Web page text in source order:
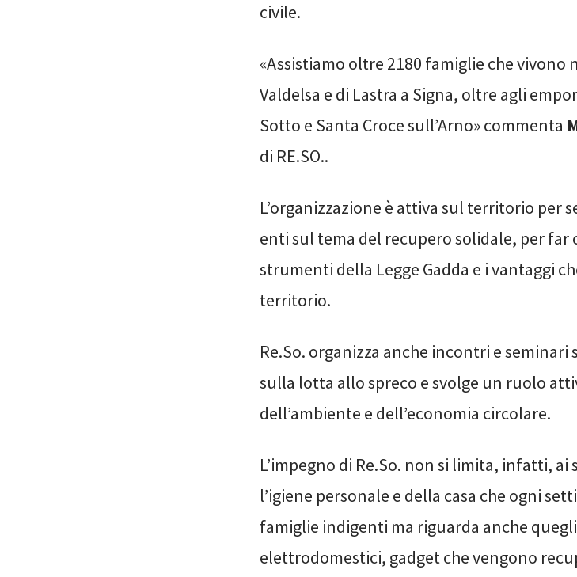
civile.
«Assistiamo oltre 2180 famiglie che vivono
Valdelsa e di Lastra a Signa, oltre agli
Sotto e Santa Croce sull’Arno» commenta
di RE.SO..
L’organizzazione è attiva sul territorio per
enti sul tema del recupero solidale, per far
strumenti della Legge Gadda e i vantaggi
territorio.
Re.So. organizza anche incontri e seminari
sulla lotta allo spreco e svolge un ruolo
dell’ambiente e dell’economia circolare.
L’impegno di Re.So. non si limita, infatti,
l’igiene personale e della casa che ogni
famiglie indigenti ma riguarda anche
elettrodomestici, gadget che vengono